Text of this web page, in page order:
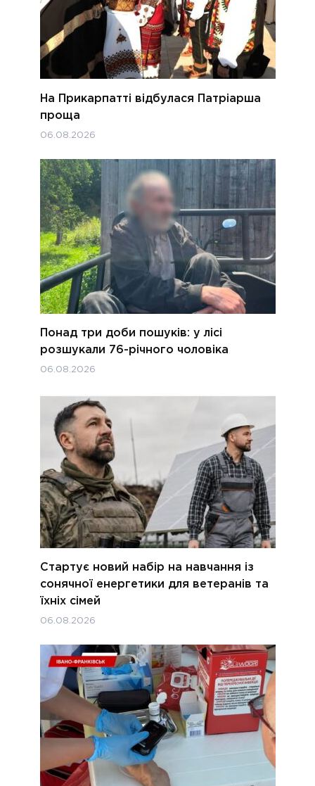
На Прикарпатті відбулася Патріарша
проща
06.08.2026
Понад три доби пошуків: у лісі
розшукали 76-річного чоловіка
06.08.2026
Стартує новий набір на навчання із
сонячної енергетики для ветеранів та
їхніх сімей
06.08.2026